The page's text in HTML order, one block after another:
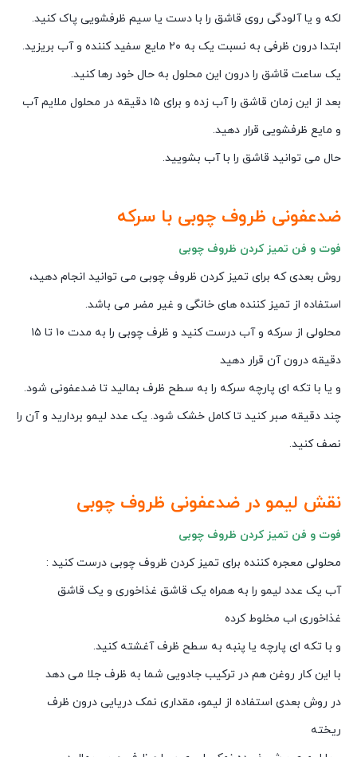
لکه و یا آلودگی روی قاشق را با دست یا سیم ظرفشویی پاک کنید.
ابتدا درون ظرفی به نسبت یک به ۲۰ مایع سفید کننده و آب بریزید.
یک ساعت قاشق را درون این محلول به حال خود رها کنید.
بعد از این زمان قاشق را آب زده و برای ۱۵ دقیقه در محلول ملایم آب
و مایع ظرفشویی قرار دهید.
حال می توانید قاشق را با آب بشویید.
ضدعفونی ظروف چوبی با سرکه
فوت و فن تمیز کردن ظروف چوبی
روش بعدی که برای تمیز کردن ظروف چوبی می توانید انجام دهید،
استفاده از تمیز کننده های خانگی و غیر مضر می باشد.
محلولی از سرکه و آب درست کنید و ظرف چوبی را به مدت ۱۰ تا ۱۵
دقیقه درون آن قرار دهید
و یا با تکه ای پارچه سرکه را به سطح ظرف بمالید تا ضدعفونی شود.
چند دقیقه صبر کنید تا کامل خشک شود. یک عدد لیمو بردارید و آن را
نصف کنید.
نقش لیمو در ضدعفونی ظروف چوبی
فوت و فن تمیز کردن ظروف چوبی
محلولی معجره کننده برای تمیز کردن ظروف چوبی درست کنید :
آب یک عدد لیمو را به همراه یک قاشق غذاخوری و یک قاشق
غذاخوری اب مخلوط کرده
و با تکه ای پارچه یا پنبه به سطح ظرف آغشته کنید.
با این کار روغن هم در ترکیب جادویی شما به ظرف جلا می دهد
در روش بعدی استفاده از لیمو، مقداری نمک دریایی درون ظرف
ریخته